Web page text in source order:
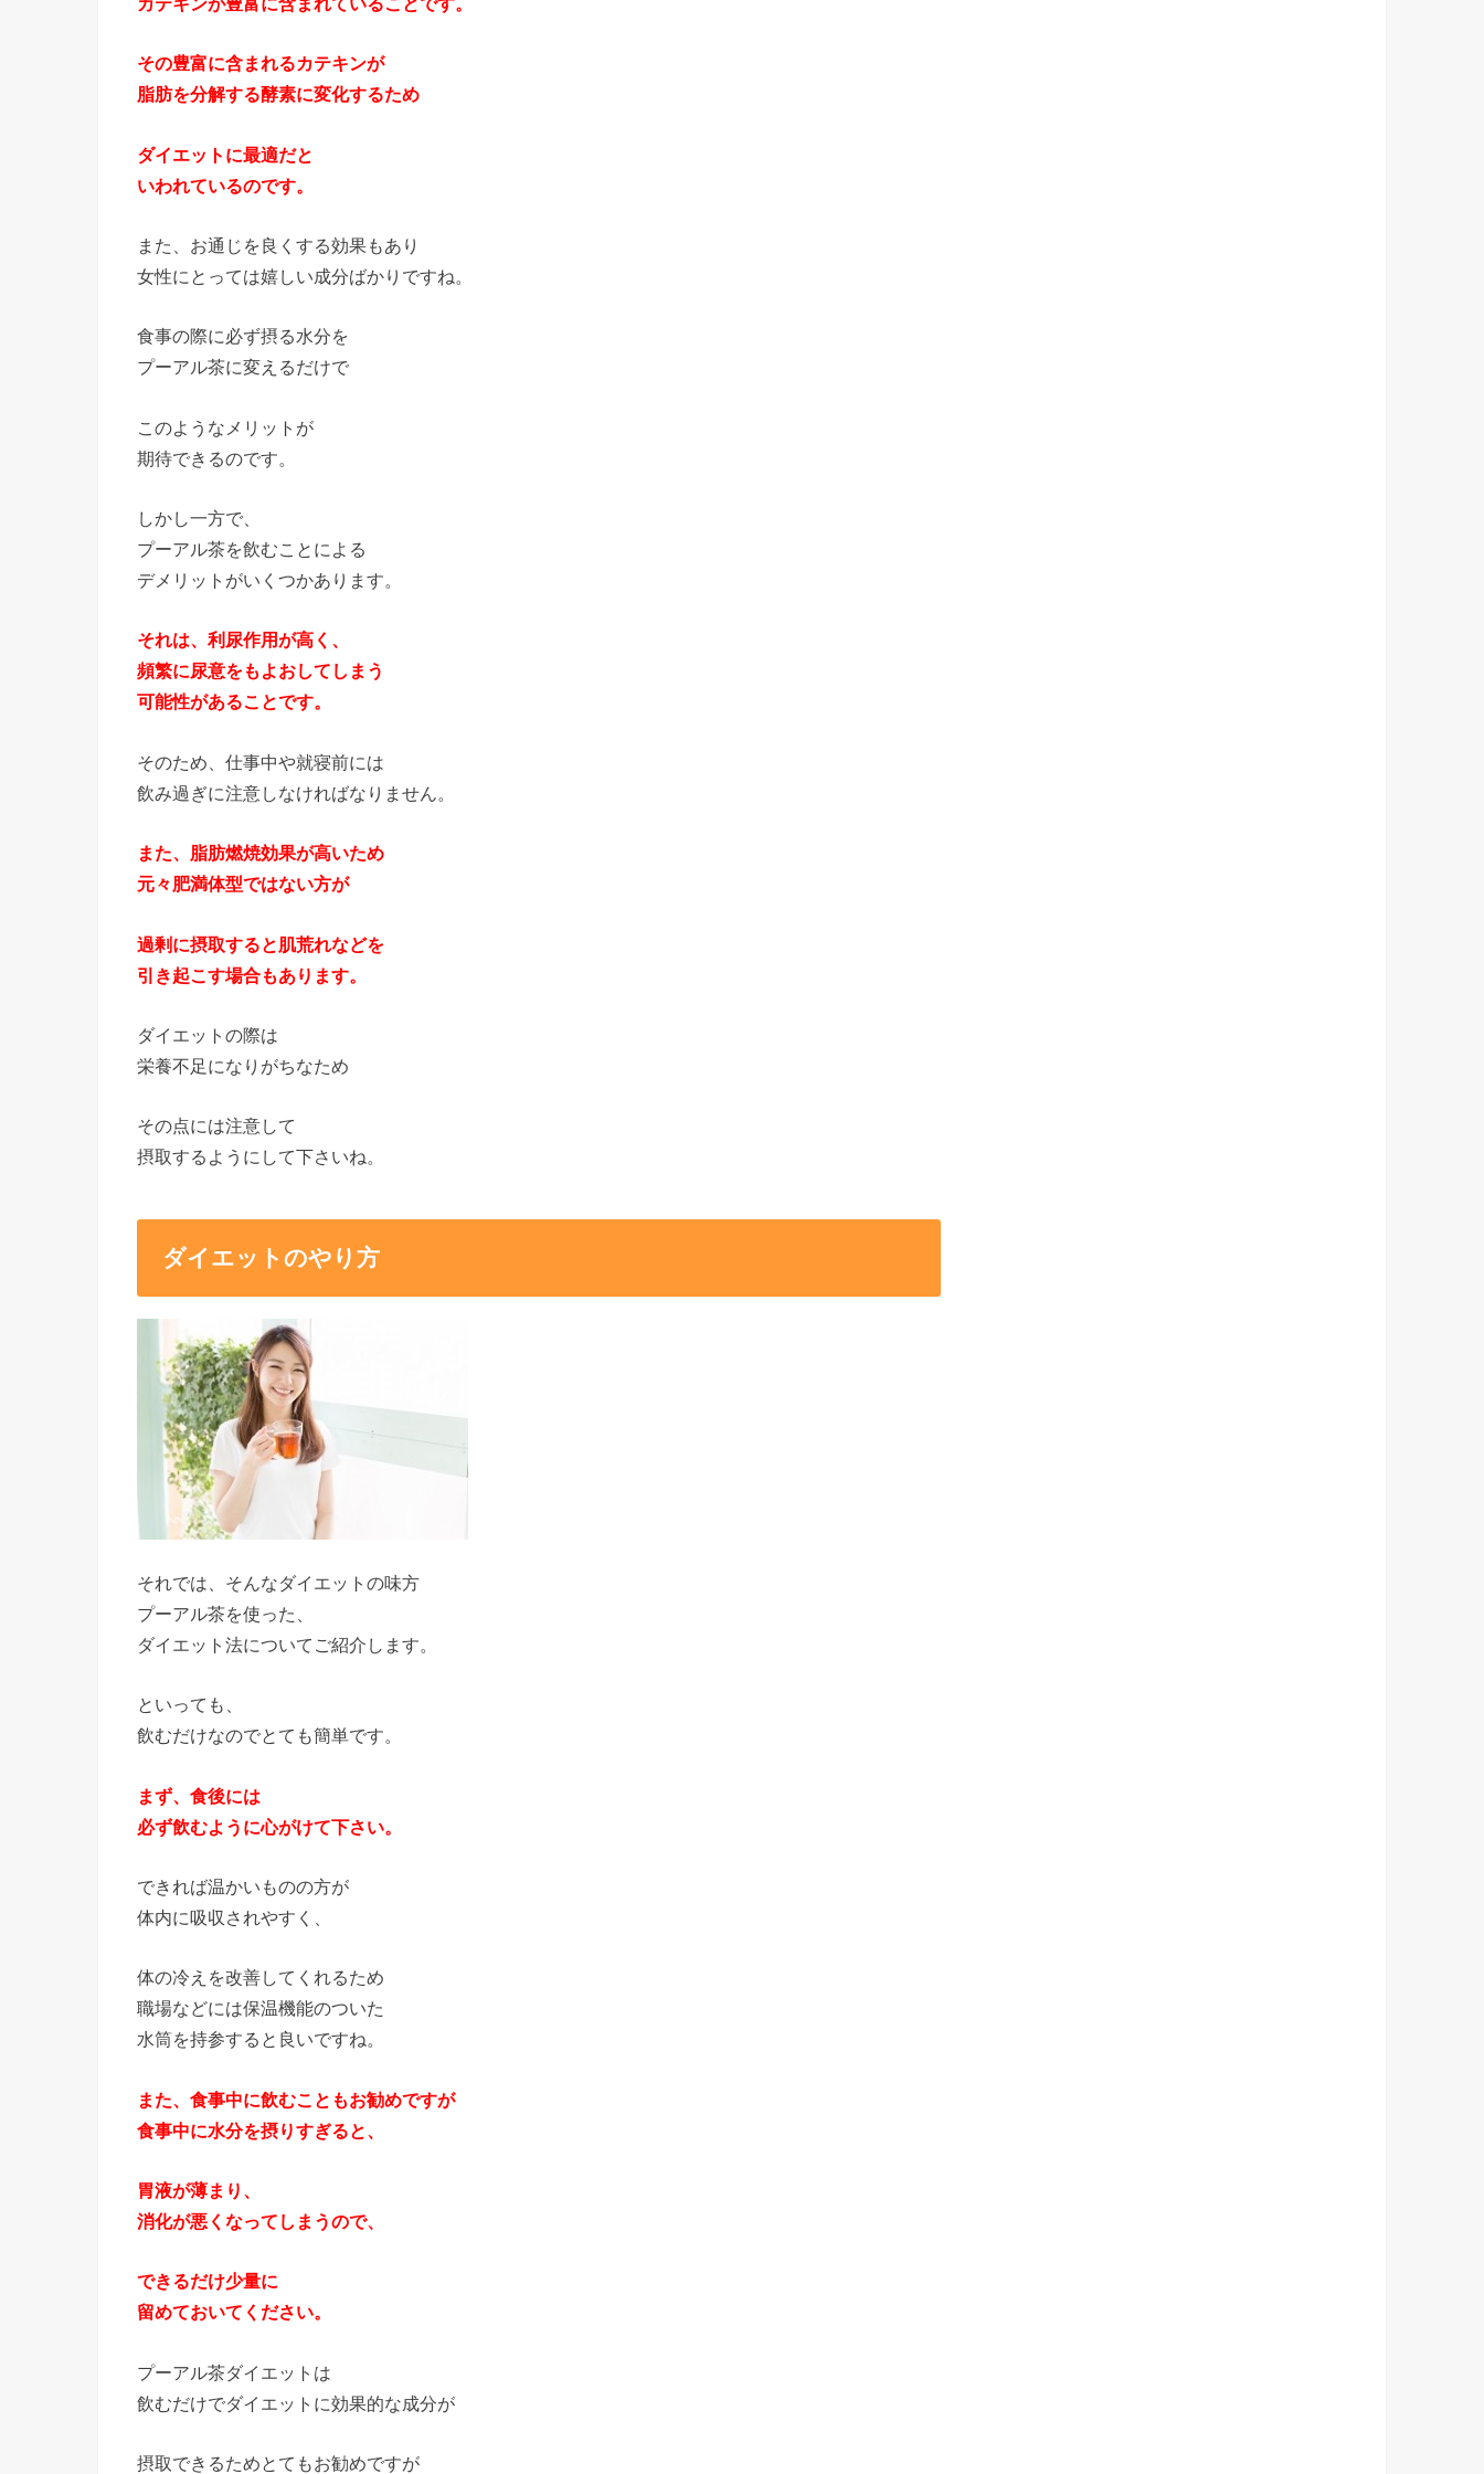
その豊富に含まれるカテキンが
脂肪を分解する酵素に変化するため
ダイエットに最適だと
いわれているのです。
また、お通じを良くする効果もあり
女性にとっては嬉しい成分ばかりですね。
食事の際に必ず摂る水分を
プーアル茶に変えるだけで
このようなメリットが
期待できるのです。
しかし一方で、
プーアル茶を飲むことによる
デメリットがいくつかあります。
それは、利尿作用が高く、
頻繁に尿意をもよおしてしまう
可能性があることです。
そのため、仕事中や就寝前には
飲み過ぎに注意しなければなりません。
また、脂肪燃焼効果が高いため
元々肥満体型ではない方が
過剰に摂取すると肌荒れなどを
引き起こす場合もあります。
ダイエットの際は
栄養不足になりがちなため
その点には注意して
摂取するようにして下さいね。
ダイエットのやり方
それでは、そんなダイエットの味方
プーアル茶を使った、
ダイエット法についてご紹介します。
といっても、
飲むだけなのでとても簡単です。
まず、食後には
必ず飲むように心がけて下さい。
できれば温かいものの方が
体内に吸収されやすく、
体の冷えを改善してくれるため
職場などには保温機能のついた
水筒を持参すると良いですね。
また、食事中に飲むこともお勧めですが
食事中に水分を摂りすぎると、
胃液が薄まり、
消化が悪くなってしまうので、
できるだけ少量に
留めておいてください。
プーアル茶ダイエットは
飲むだけでダイエットに効果的な成分が
摂取できるためとてもお勧めですが